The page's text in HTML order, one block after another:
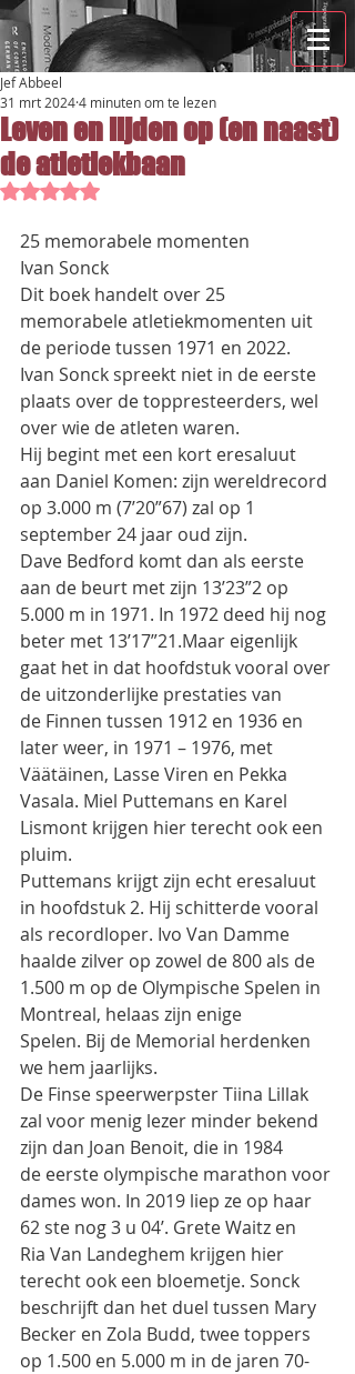
Leven en lijden op (en naast)
de atletiekbaan
Jef Abbeel
31 mrt 20244 minuten om te lezen
Beoordeeld met NaN uit 5 sterren.
25 memorabele momenten
Ivan Sonck
Dit boek handelt over 25
memorabele atletiekmomenten uit
de periode tussen 1971 en 2022.
Ivan Sonck spreekt niet in de eerste
plaats over de toppresteerders, wel
over wie de atleten waren.
Hij begint met een kort eresaluut
aan Daniel Komen: zijn wereldrecord
op 3.000 m (7’20”67) zal op 1
september 24 jaar oud zijn.
Dave Bedford komt dan als eerste
aan de beurt met zijn 13’23”2 op
5.000 m in 1971. In 1972 deed hij nog
beter met 13’17”21.Maar eigenlijk
gaat het in dat hoofdstuk vooral over
de uitzonderlijke prestaties van
de Finnen tussen 1912 en 1936 en
later weer, in 1971 – 1976, met
Väätäinen, Lasse Viren en Pekka
Vasala. Miel Puttemans en Karel
Lismont krijgen hier terecht ook een
pluim.
Puttemans krijgt zijn echt eresaluut
in hoofdstuk 2. Hij schitterde vooral
als recordloper. Ivo Van Damme
haalde zilver op zowel de 800 als de
1.500 m op de Olympische Spelen in
Montreal, helaas zijn enige
Spelen. Bij de Memorial herdenken
we hem jaarlijks.
De Finse speerwerpster Tiina Lillak
zal voor menig lezer minder bekend
zijn dan Joan Benoit, die in 1984
de eerste olympische marathon voor
dames won. In 2019 liep ze op haar
62 ste nog 3 u 04’. Grete Waitz en
Ria Van Landeghem krijgen hier
terecht ook een bloemetje. Sonck
beschrijft dan het duel tussen Mary
Becker en Zola Budd, twee toppers
op 1.500 en 5.000 m in de jaren 70-